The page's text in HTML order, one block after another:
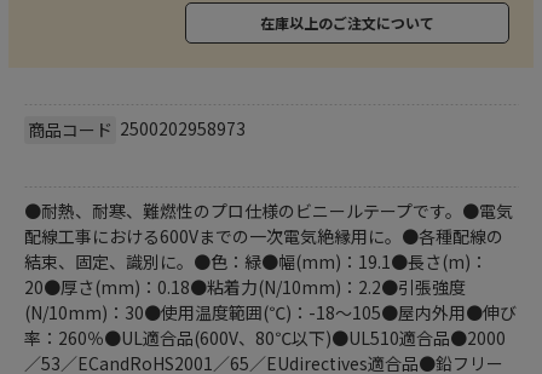
在庫以上のご注文について
商品コード 2500202958973
●耐熱、耐寒、難燃性のプロ仕様のビニールテープです。●電気
配線工事における600Vまでの一次電気絶縁用に。●各種配線の
結束、固定、識別に。●色：緑●幅(mm)：19.1●長さ(m)：
20●厚さ(mm)：0.18●粘着力(N/10mm)：2.2●引張強度
(N/10mm)：30●使用温度範囲(℃)：-18～105●屋内外用●伸び
率：260％●UL適合品(600V、80℃以下)●UL510適合品●2000
／53／ECandRoHS2001／65／EUdirectives適合品●鉛フリー